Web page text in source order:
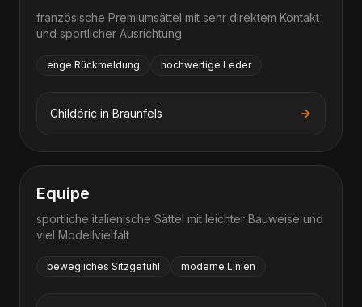
französische Premiumsättel mit sehr direktem Kontakt
und sportlicher Ausrichtung
enge Rückmeldung hochwertige Leder
Childéric in Braunfels
Equipe
sportliche italienische Sättel mit leichter Bauweise und
viel Modellvielfalt
bewegliches Sitzgefühl moderne Linien